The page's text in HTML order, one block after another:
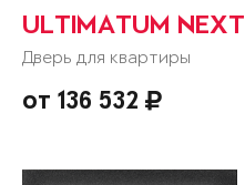
ULTIMATUM NEXT
Дверь для квартиры
от 136 532